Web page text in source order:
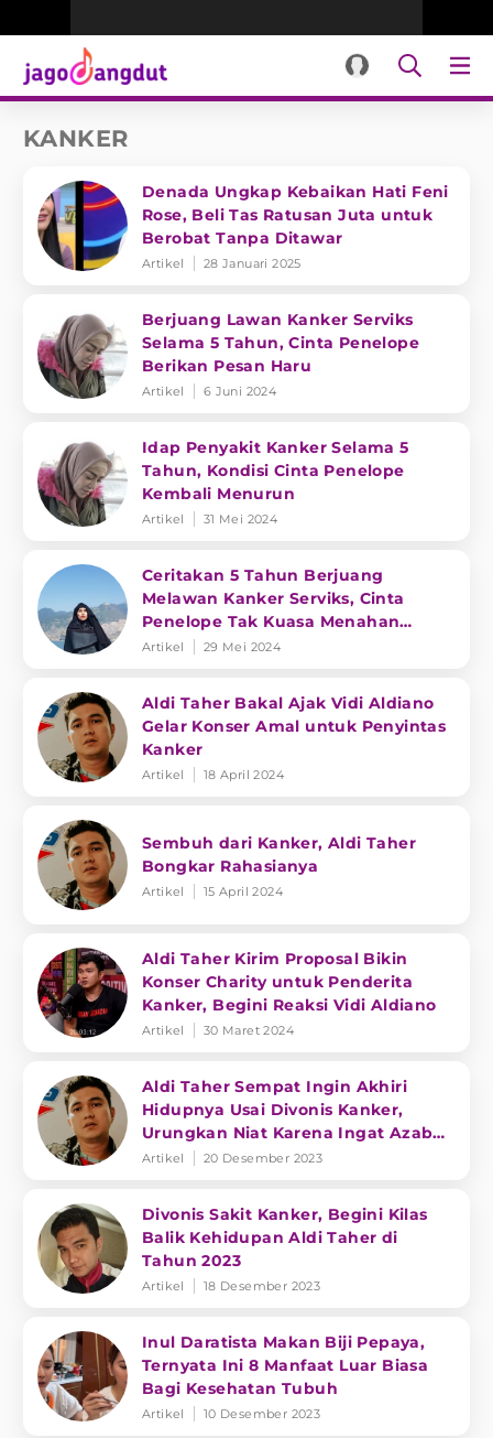
KANKER
Denada Ungkap Kebaikan Hati Feni
Rose, Beli Tas Ratusan Juta untuk
Berobat Tanpa Ditawar
Artikel 28 Januari 2025
Berjuang Lawan Kanker Serviks
Selama 5 Tahun, Cinta Penelope
Berikan Pesan Haru
Artikel 6 Juni 2024
Idap Penyakit Kanker Selama 5
Tahun, Kondisi Cinta Penelope
Kembali Menurun
Artikel 31 Mei 2024
Ceritakan 5 Tahun Berjuang
Melawan Kanker Serviks, Cinta
Penelope Tak Kuasa Menahan
Tangis
Artikel 29 Mei 2024
Aldi Taher Bakal Ajak Vidi Aldiano
Gelar Konser Amal untuk Penyintas
Kanker
Artikel 18 April 2024
Sembuh dari Kanker, Aldi Taher
Bongkar Rahasianya
Artikel 15 April 2024
Aldi Taher Kirim Proposal Bikin
Konser Charity untuk Penderita
Kanker, Begini Reaksi Vidi Aldiano
Artikel 30 Maret 2024
Aldi Taher Sempat Ingin Akhiri
Hidupnya Usai Divonis Kanker,
Urungkan Niat Karena Ingat Azab
Kubur
Artikel 20 Desember 2023
Divonis Sakit Kanker, Begini Kilas
Balik Kehidupan Aldi Taher di
Tahun 2023
Artikel 18 Desember 2023
Inul Daratista Makan Biji Pepaya,
Ternyata Ini 8 Manfaat Luar Biasa
Bagi Kesehatan Tubuh
Artikel 10 Desember 2023